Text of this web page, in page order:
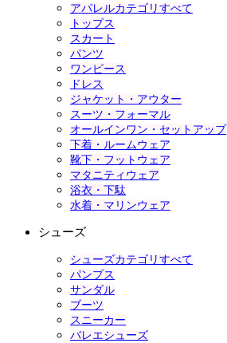
アパレルカテゴリすべて
トップス
スカート
パンツ
ワンピース
ドレス
ジャケット・アウター
スーツ・フォーマル
オールインワン・セットアップ
下着・ルームウェア
靴下・フットウェア
マタニティウェア
浴衣・下駄
水着・マリンウェア
シューズ
シューズカテゴリすべて
パンプス
サンダル
ブーツ
スニーカー
バレエシューズ